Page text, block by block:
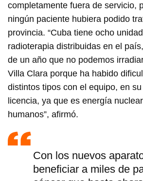
completamente fuera de servicio,
ningún paciente hubiera podido
provincia. “Cuba tiene ocho
radioterapia distribuidas en el
de un año que no podemos
Villa Clara porque ha habido
distintos tipos con el equipo, en
licencia, ya que es energía
humanos”, afirmó.
Con los nuevos
beneficiar a miles de